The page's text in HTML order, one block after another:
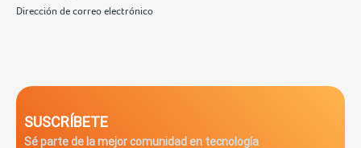
Dirección de correo electrónico
SUSCRÍBETE
Sé parte de la mejor comunidad en tecnología